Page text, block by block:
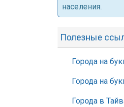
населения.
Полезные
Города на
Города на
Города в